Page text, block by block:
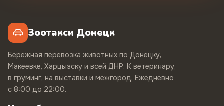
Зоотакси Донецк
Бережная перевозка животных по Донецку,
Макеевке, Харцызску и всей ДНР. К ветеринару,
в груминг, на выставки и межгород. Ежедневно
с 8:00 до 22:00.